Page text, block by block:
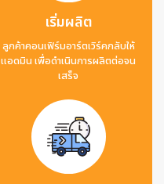
เริ่มผลิต
ลูกค้าคอนเฟิร์มอาร์ตเวิร์คกลับให้
แอดมิน เพื่อดำเนินการผลิตต่อจน
เสร็จ